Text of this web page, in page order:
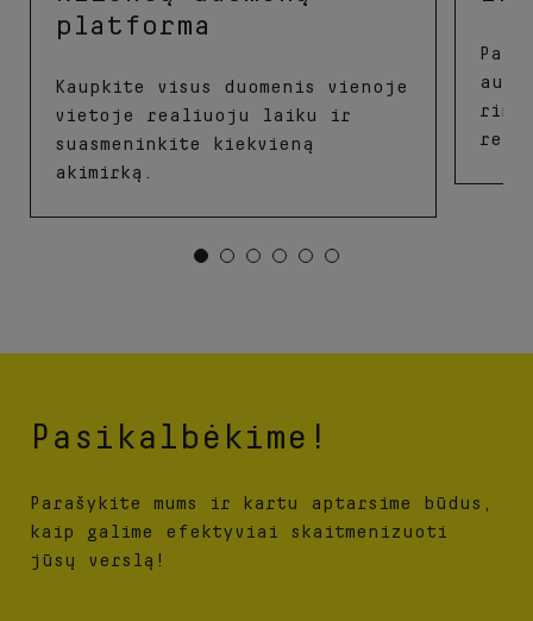
platforma
Kaupkite visus duomenis vienoje
vietoje realiuoju laiku ir
suasmeninkite kiekvieną
akimirką.
Pasikalbėkime!
Parašykite mums ir kartu aptarsime būdus,
kaip galime efektyviai skaitmenizuoti
jūsų verslą!